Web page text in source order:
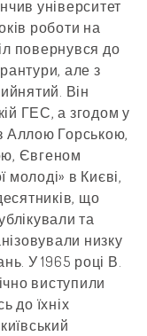
університет
роботи на
повернувся до
але з
Він
ГЕС, а згодом у
з Аллою Горською,
Євгеном
молоді» в Києві,
що
та
низку
У 1965 році В.
виступили
до їхніх